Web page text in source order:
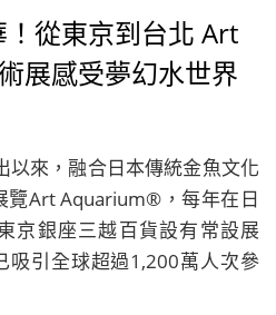
從東京到台北 Art
展感受夢幻水世界
以來，融合日本傳統金魚文化
覽Art Aquarium®，每年在日
京銀座三越百貨設有常設展
吸引全球超過1,200萬人次參